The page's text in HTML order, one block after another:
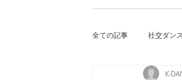
全ての記事 社交ダン
K-